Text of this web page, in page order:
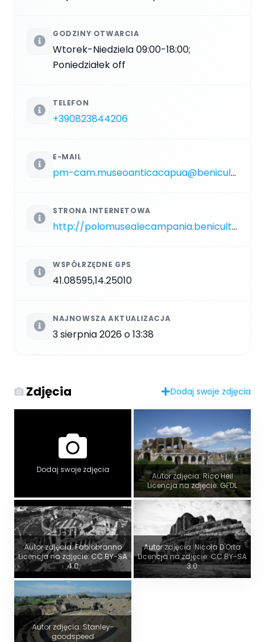
GODZINY OTWARCIA
Wtorek-Niedziela 09:00-18:00;
Poniedziałek off
TELEFON
+390823844206
E-MAIL
pm-cam.museoanticacapua@beniculturali.it
STRONA INTERNETOWA
http://polomusealecampania.beniculturali.it/index.php/l-anfiteatro
WSPÓŁRZĘDNE GPS
41.08595,14.25010
NAJNOWSZA AKTUALIZACJA
3 sierpnia 2026 o 13:38
Zdjęcia Dodaj swoje zdjęcia
Dodaj swoje zdjęcia
Autor zdjęcia: Rico Heil
Licencja na zdjęcie: GFDL
Autor zdjęcia: Fabiobranno
Licencja na zdjęcie: CC BY-SA
4.0
Autor zdjęcia: Nicola D'Orta
Licencja na zdjęcie: CC BY-SA
3.0
Autor zdjęcia: Stanley-
goodspeed